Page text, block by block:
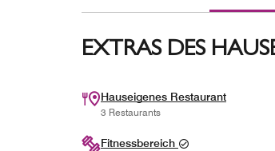
EXTRAS DES
Hauseigenes Restaurant
3 Restaurants
Fitnessbereich